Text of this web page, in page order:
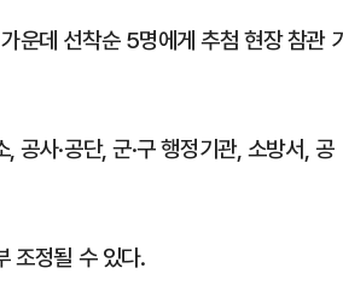
운데 선착순 5명에게 추첨 현장 참관
사·공단, 군·구 행정기관, 소방서, 공
조정될 수 있다.